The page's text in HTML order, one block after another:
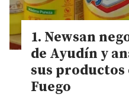
Newsan
de Ayudín y
sus
Fuego